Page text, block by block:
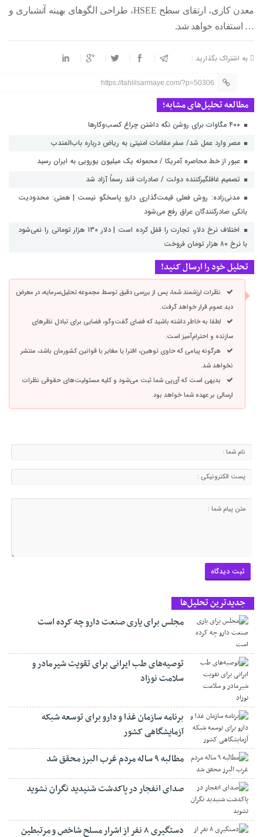
معدن کاری، ارتقای سطح HSEE، طراحی الگوهای بهینه آتشباری و
… استفاده خواهد شد.
به اشتراک بگذارید :
https://tahlilsarmaye.com/?p=50306
مطالعه تحلیل‌های مشابه؛
مصر وارد عمل شد/ سفر مقامات امنیتی به ریاض درباره باب‌المندب
عبور از خط محاصره آمریکا / محموله یک میلیون یورویی به ایران رسید
تصمیم غافلگیرکننده دولت / صادرات قند رسماً آزاد شد
مدنی‌زاده: روش فعلی قیمت‌گذاری دارو پاسخگو نیست | همتی: محدودیت
بانکی صادرکنندگان عراق رفع می‌شود
اختلاف نرخ دلار، تجارت را قفل کرده است | دلار ۱۳۰ هزار تومانی را نمی‌شود
با نرخ ۸۰ هزار تومان فروخت
تحلیل خود را ارسال کنید!
نظرات ارزشمند شما، پس از بررسی دقیق توسط مجموعه تحلیل‌سرمایه، در معرض
دید عموم قرار خواهد گرفت.
لطفا به خاطر داشته باشید که فضای گفت‌وگو، فضایی برای تبادل نظرهای
سازنده و احترام‌آمیز است.
هرگونه پیامی که حاوی توهین، افترا یا مغایر با قوانین کشورمان باشد، منتشر
نخواهد شد.
بدیهی است که آی‌پی شما ثبت می‌شود و کلیه مسئولیت‌های حقوقی نظرات
ارسالی بر عهده شما خواهد بود.
جدیدترین تحلیل‌ها
مجلس برای یاری صنعت دارو چه کرده است
توصیه‌های طب ایرانی برای تقویت شیرمادر و
سلامت نوزاد
برنامه سازمان غذا و دارو برای توسعه شبکه
آزمایشگاهی کشور
مطالبه ۹ ساله مردم غرب البرز محقق شد
صدای انفجار در پاکدشت شنیدید نگران نشوید
دستگیری ۸ نفر از اشرار مسلح شاخص و مرتبطین